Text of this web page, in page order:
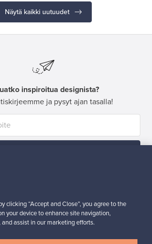
Näytä kaikki uutuudet
inspiroitua designista?
ja pysyt ajan tasalla!
Turvalliset maksut
clicking “Accept and Close”, you agree to the
your device to enhance site navigation,
assist in our marketing efforts.